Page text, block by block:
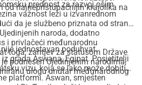
od najnepristupačnijih krajolika na
prednost za razvoj osim
važnost leži u izvanrednom
da je službeno priznata od strane
naroda, dodatno
i privlačeći međunarodnu
toga, zahtjev za statusom Države
podnesen Ujedinjenim narodima,
ulogu unutar međunarodnog
jednostavan poduhvat.
grada Aswana, Egipat. Posjetitelji
vizu, koja se lako može dobiti
platformi. Aswan, smješten